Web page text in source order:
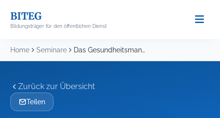
content
BITEG
Bildungsträger für den öffentlichen Dienst
Home Seminare Das Gesundheitsmanagement in der Kita und im Hort...
Zurück zur Übersicht
Teilen